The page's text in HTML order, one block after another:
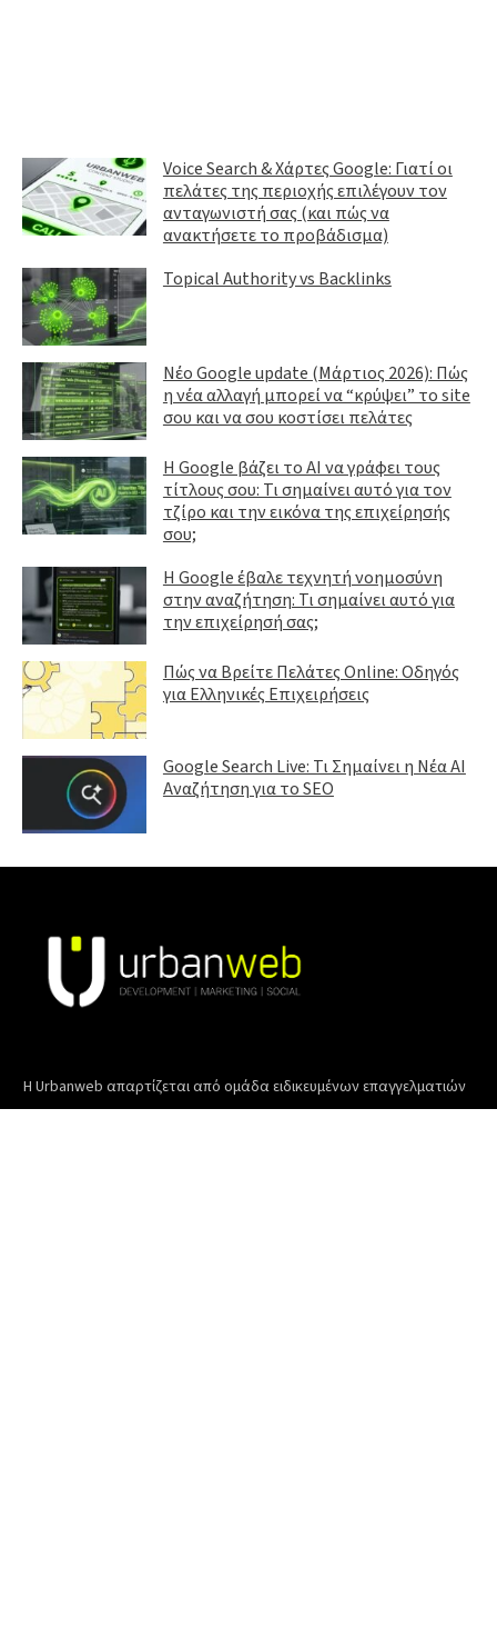
Voice Search & Χάρτες Google: Γιατί οι
πελάτες της περιοχής επιλέγουν τον
ανταγωνιστή σας (και πώς να
ανακτήσετε το προβάδισμα)
Topical Authority vs Backlinks
Νέο Google update (Μάρτιος 2026): Πώς
η νέα αλλαγή μπορεί να “κρύψει” το site
σου και να σου κοστίσει πελάτες
Η Google βάζει το AI να γράφει τους
τίτλους σου: Τι σημαίνει αυτό για τον
τζίρο και την εικόνα της επιχείρησής
σου;
Η Google έβαλε τεχνητή νοημοσύνη
στην αναζήτηση: Τι σημαίνει αυτό για
την επιχείρησή σας;
Πώς να Βρείτε Πελάτες Online: Οδηγός
για Ελληνικές Επιχειρήσεις
Google Search Live: Τι Σημαίνει η Νέα AI
Αναζήτηση για το SEO
Η Urbanweb απαρτίζεται από ομάδα ειδικευμένων επαγγελματιών